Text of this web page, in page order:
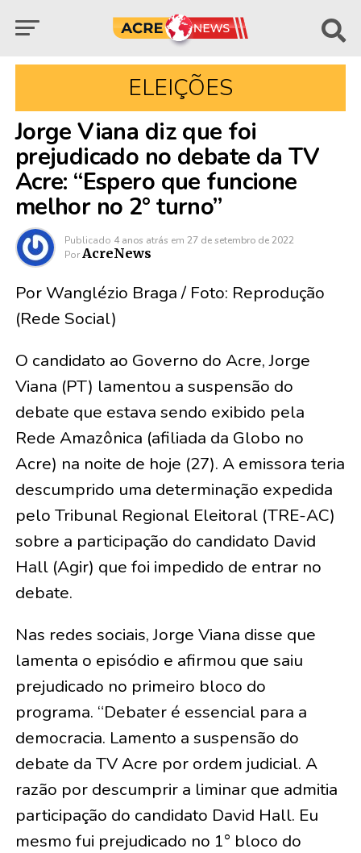
ELEIÇÕES
Jorge Viana diz que foi
prejudicado no debate da TV
Acre: “Espero que funcione
melhor no 2° turno”
Publicado 4 anos atrás em 27 de setembro de 2022
Por AcreNews
Por Wanglézio Braga / Foto: Reprodução
(Rede Social)
O candidato ao Governo do Acre, Jorge
Viana (PT) lamentou a suspensão do
debate que estava sendo exibido pela
Rede Amazônica (afiliada da Globo no
Acre) na noite de hoje (27). A emissora teria
descumprido uma determinação expedida
pelo Tribunal Regional Eleitoral (TRE-AC)
sobre a participação do candidato David
Hall (Agir) que foi impedido de entrar no
debate.
Nas redes sociais, Jorge Viana disse que
lamenta o episódio e afirmou que saiu
prejudicado no primeiro bloco do
programa. “Debater é essencial para a
democracia. Lamento a suspensão do
debate da TV Acre por ordem judicial. A
razão por descumprir a liminar que admitia
participação do candidato David Hall. Eu
mesmo fui prejudicado no 1° bloco do